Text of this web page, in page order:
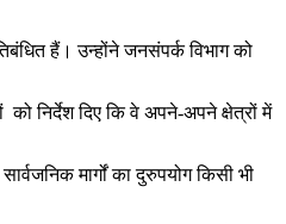
हैं। उन्होंने जनसंपर्क विभाग को
को निर्देश दिए कि वे अपने-अपने क्षेत्रों में
मार्गों का दुरुपयोग किसी भी